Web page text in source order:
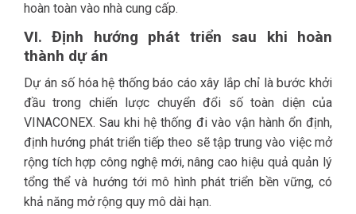
hoàn toàn vào nhà cung cấp.
VI. Định hướng phát triển sau khi hoàn
thành dự án
Dự án số hóa hệ thống báo cáo xây lắp chỉ là bước khởi
đầu trong chiến lược chuyển đổi số toàn diện của
VINACONEX. Sau khi hệ thống đi vào vận hành ổn định,
định hướng phát triển tiếp theo sẽ tập trung vào việc mở
rộng tích hợp công nghệ mới, nâng cao hiệu quả quản lý
tổng thể và hướng tới mô hình phát triển bền vững, có
khả năng mở rộng quy mô dài hạn.